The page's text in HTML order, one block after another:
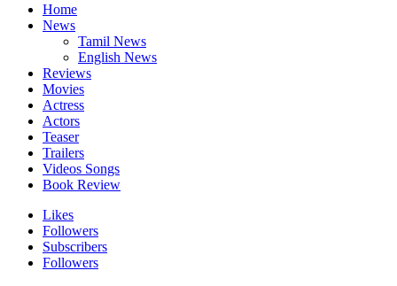
Home
News
Tamil News
English News
Reviews
Movies
Actress
Actors
Teaser
Trailers
Videos Songs
Book Review
Likes
Followers
Subscribers
Followers